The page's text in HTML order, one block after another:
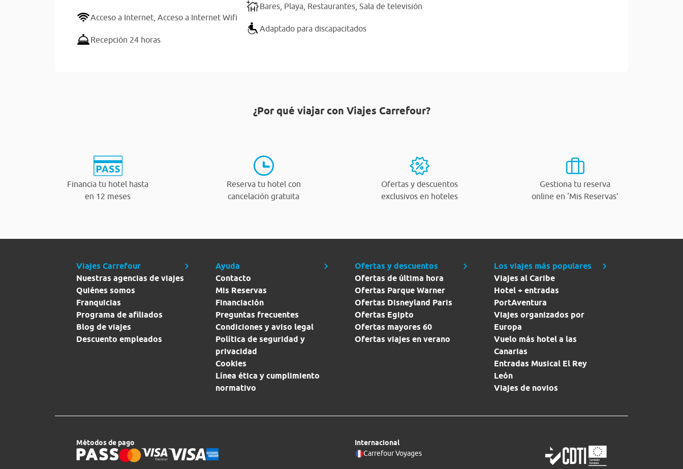
Acceso a Internet, Acceso a Internet Wifi
Recepción 24 horas
Bares, Playa, Restaurantes, Sala de televisión
Adaptado para discapacitados
¿Por qué viajar con Viajes Carrefour?
Financia tu hotel hasta
en 12 meses
Reserva tu hotel con
cancelación gratuita
Ofertas y descuentos
exclusivos en hoteles
Gestiona tu reserva
online en ‘Mis Reservas’
Viajes Carrefour
Nuestras agencias de viajes
Quiénes somos
Franquicias
Programa de afiliados
Blog de viajes
Descuento empleados
Ayuda
Contacto
Mis Reservas
Financiación
Preguntas frecuentes
Condiciones y aviso legal
Política de seguridad y
privacidad
Cookies
Línea ética y cumplimiento
normativo
Ofertas y descuentos
Ofertas de última hora
Ofertas Parque Warner
Ofertas Disneyland Paris
Ofertas Egipto
Ofertas mayores 60
Ofertas viajes en verano
Los viajes más populares
Viajes al Caribe
Hotel + entradas
PortAventura
Viajes organizados por
Europa
Vuelo más hotel a las
Canarias
Entradas Musical El Rey
León
Viajes de novios
Métodos de pago
Internacional
Carrefour Voyages